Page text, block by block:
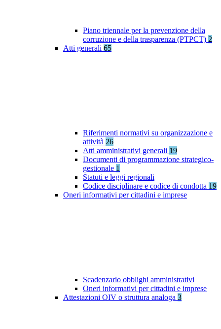
Piano triennale per la prevenzione della
corruzione e della trasparenza (PTPCT) 2
Atti generali 65
Riferimenti normativi su organizzazione e
attività 26
Atti amministrativi generali 19
Documenti di programmazione strategico-
gestionale 1
Statuti e leggi regionali
Codice disciplinare e codice di condotta 19
Oneri informativi per cittadini e imprese
Scadenzario obblighi amministrativi
Oneri informativi per cittadini e imprese
Attestazioni OIV o struttura analoga 3